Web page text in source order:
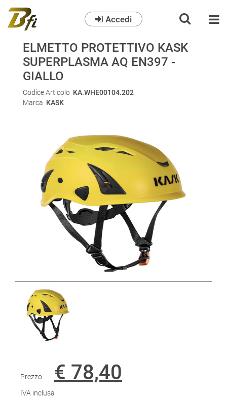
Accedi
ELMETTO PROTETTIVO KASK
SUPERPLASMA AQ EN397 -
GIALLO
Codice Articolo KA.WHE00104.202
Marca KASK
Prezzo € 78,40
IVA inclusa